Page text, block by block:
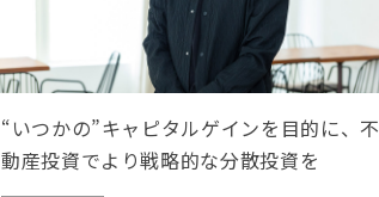
“いつかの”キャピタルゲインを目的に、不
動産投資でより戦略的な分散投資を